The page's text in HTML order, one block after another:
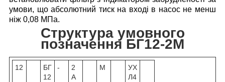
умови, що абсолютний тиск на вході в насос не менш
ніж 0,08 МПа.
Структура умовного
позначення БГ12-2М
12
БГ
12
-
2
А
М
УХ
Л4